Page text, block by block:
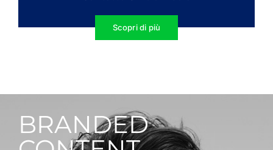
Scopri di più
BRANDED